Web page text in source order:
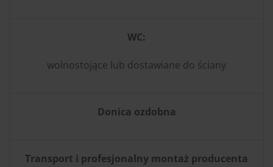
WC:
wolnostojące lub dostawiane do ściany
Donica ozdobna
Transport i profesjonalny montaż producenta